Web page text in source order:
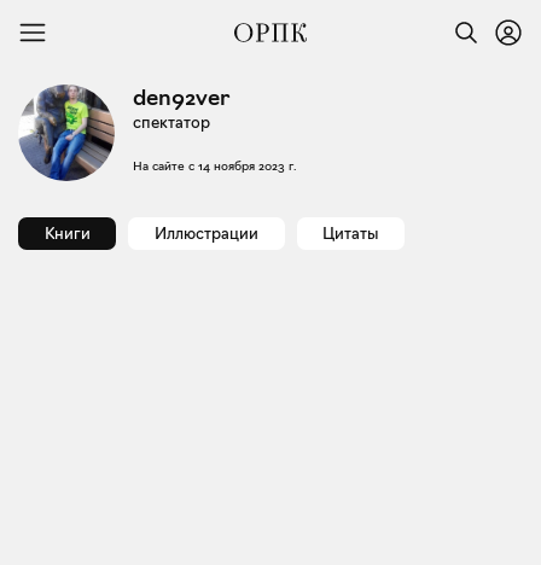
den92ver
спектатор
На сайте с 14 ноября 2023 г.
Книги Иллюстрации Цитаты